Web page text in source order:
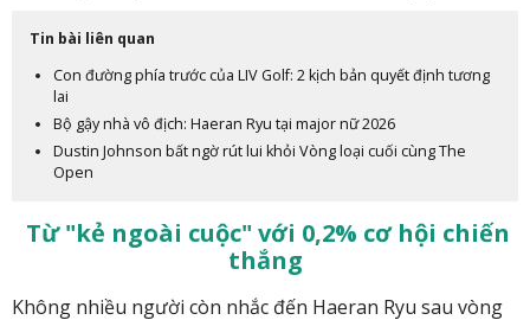
Tin bài liên quan
Con đường phía trước của LIV Golf: 2 kịch bản quyết định tương
lai
Bộ gậy nhà vô địch: Haeran Ryu tại major nữ 2026
Dustin Johnson bất ngờ rút lui khỏi Vòng loại cuối cùng The
Open
Từ "kẻ ngoài cuộc" với 0,2% cơ hội chiến
thắng
Không nhiều người còn nhắc đến Haeran Ryu sau vòng